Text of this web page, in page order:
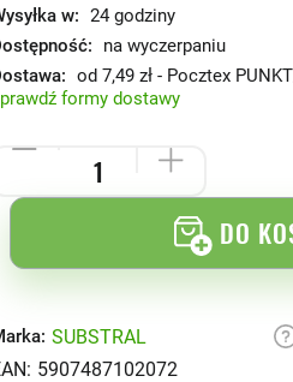
w: 24 godziny
na wyczerpaniu
od 7,49 zł - Pocztex
formy dostawy
DO
SUBSTRAL
5907487102072